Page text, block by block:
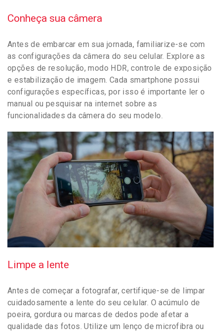
Conheça sua câmera
Antes de embarcar em sua jornada, familiarize-se com
as configurações da câmera do seu celular. Explore as
opções de resolução, modo HDR, controle de exposição
e estabilização de imagem. Cada smartphone possui
configurações específicas, por isso é importante ler o
manual ou pesquisar na internet sobre as
funcionalidades da câmera do seu modelo.
Limpe a lente
Antes de começar a fotografar, certifique-se de limpar
cuidadosamente a lente do seu celular. O acúmulo de
poeira, gordura ou marcas de dedos pode afetar a
qualidade das fotos. Utilize um lenço de microfibra ou